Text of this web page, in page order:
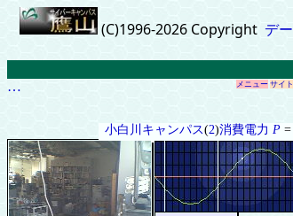
(C)1996-2026 Copyright デ
…
メニュー サイ
小白川キャンパス(2)消費電力 P=